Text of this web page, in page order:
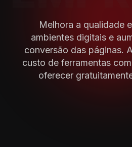
Melhora a qualidade
ambientes digitais e
conversão das páginas.
custo de ferramentas
oferecer